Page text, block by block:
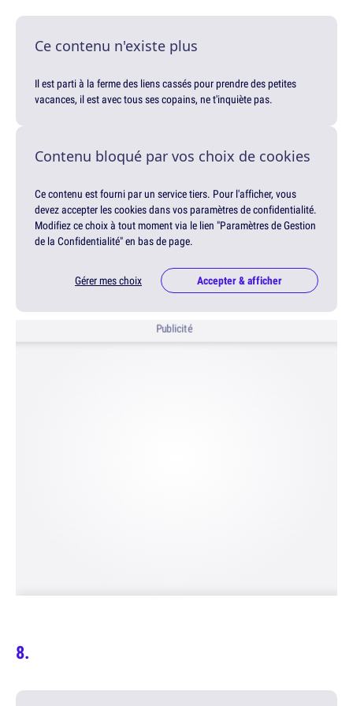
Ce contenu n'existe plus
Il est parti à la ferme des liens cassés pour prendre des petites
vacances, il est avec tous ses copains, ne t'inquiète pas.
Contenu bloqué par vos choix de cookies
Ce contenu est fourni par un service tiers. Pour l'afficher, vous
devez accepter les cookies dans vos paramètres de confidentialité.
Modifiez ce choix à tout moment via le lien "Paramètres de Gestion
de la Confidentialité" en bas de page.
Gérer mes choix Accepter & afficher
Publicité